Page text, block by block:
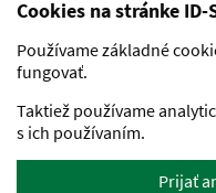
Preskočiť na
Cookies na stránke ID-
Používame základné
fungovať.
Taktiež používame
s ich používaním.
Prijať